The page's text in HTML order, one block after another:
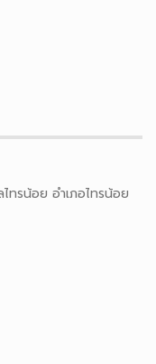
ทรน้อย อำเภอไทรน้อย